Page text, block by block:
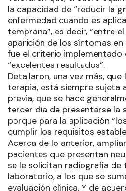
la capacidad de “reducir la
enfermedad cuando es
temprana”, es decir, “entre
aparición de los síntomas
fue el criterio implementado
“excelentes resultados”.
Detallaron, una vez más,
terapia, está siempre sujeta
previa, que se hace
tercer día de presentarse la
porque para la aplicación
cumplir los requisitos
Acerca de lo anterior,
pacientes que presentan
se le solicitan radiografía
laboratorio, a los que se
evaluación clínica. Y de